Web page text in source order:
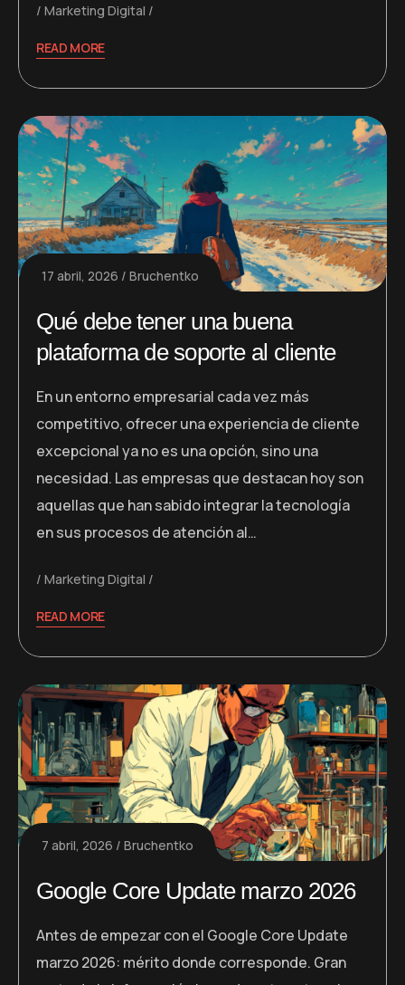
Marketing Digital
READ MORE
17 abril, 2026 Bruchentko
Qué debe tener una buena
plataforma de soporte al cliente
En un entorno empresarial cada vez más
competitivo, ofrecer una experiencia de cliente
excepcional ya no es una opción, sino una
necesidad. Las empresas que destacan hoy son
aquellas que han sabido integrar la tecnología
en sus procesos de atención al…
Marketing Digital
READ MORE
7 abril, 2026 Bruchentko
Google Core Update marzo 2026
Antes de empezar con el Google Core Update
marzo 2026: mérito donde corresponde. Gran